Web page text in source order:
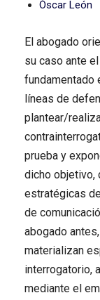
Óscar León
El abogado
su caso ante
fundamentado
líneas de
plantear/
prueba y
dicho objetivo,
estratégicas
de
abogado
materializan
interrogatorio,
mediante el